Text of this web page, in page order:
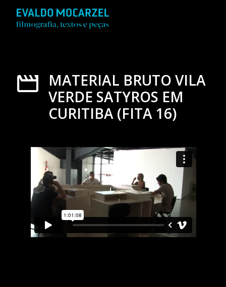
MATERIAL BRUTO VILA
VERDE SATYROS EM
CURITIBA (FITA 16)